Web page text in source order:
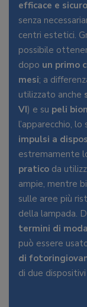
efficace e sicuro
senza
centri estetici.
possibile
dopo un primo
mesi; a
utilizzato anche
VI) e su peli
l’apparecchio,
impulsi a
estremamente
pratico da
ampie, mentre
sulle aree più
della lampada.
termini di
può essere
di
di due dispositivi